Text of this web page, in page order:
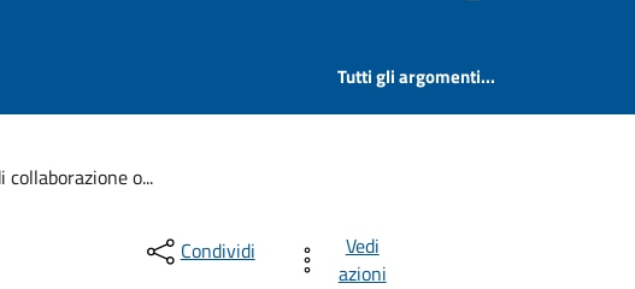
Tutti gli argomenti...
o...
Condividi
Vedi
azioni